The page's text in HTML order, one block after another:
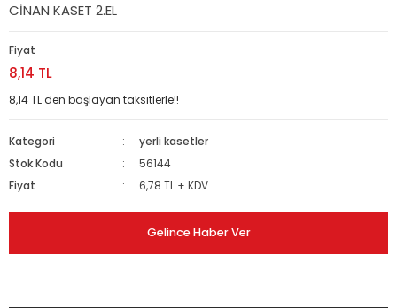
CİNAN KASET 2.EL
Fiyat
8,14 TL
8,14 TL den başlayan taksitlerle!!
Kategori
yerli kasetler
Stok Kodu
56144
Fiyat
6,78 TL + KDV
Gelince Haber Ver